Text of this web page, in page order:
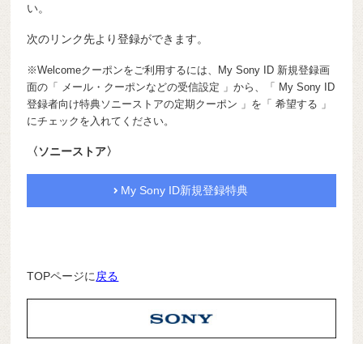
い。
次のリンク先より登録ができます。
※Welcomeクーポンをご利用するには、My Sony ID 新規登録画
面の「 メール・クーポンなどの受信設定 」から、「 My Sony ID
登録者向け特典ソニーストアの定期クーポン 」を「 希望する 」
にチェックを入れてください。
〈ソニーストア〉
My Sony ID新規登録特典
TOPページに戻る